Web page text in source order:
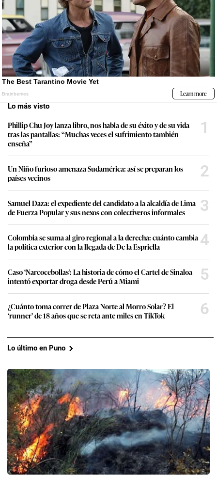
Lo más visto
Phillip Chu Joy lanza libro, nos habla de su éxito y de su vida
tras las pantallas: “Muchas veces el sufrimiento también
enseña”
1
Un Niño furioso amenaza Sudamérica: así se preparan los
países vecinos
2
Samuel Daza: el expediente del candidato a la alcaldía de Lima
de Fuerza Popular y sus nexos con colectiveros informales
3
Colombia se suma al giro regional a la derecha: cuánto cambia
la política exterior con la llegada de De la Espriella
4
Caso ‘Narcocebollas’: La historia de cómo el Cartel de Sinaloa
intentó exportar droga desde Perú a Miami
5
¿Cuánto toma correr de Plaza Norte al Morro Solar? El
‘runner’ de 18 años que se reta ante miles en TikTok
6
Lo último en Puno